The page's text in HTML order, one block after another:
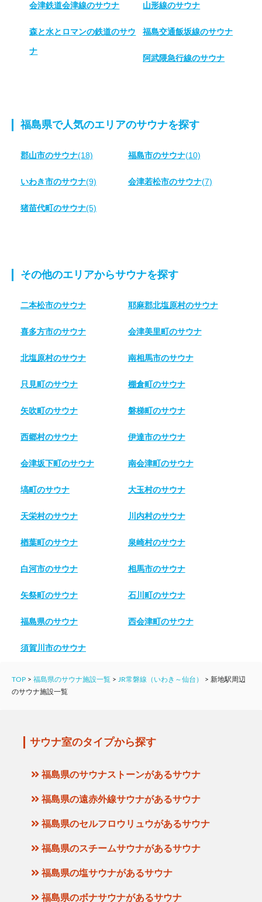
会津鉄道会津線のサウナ 山形線のサウナ
森と水とロマンの鉄道のサウ
ナ
福島交通飯坂線のサウナ
阿武隈急行線のサウナ
福島県で人気のエリアのサウナを探す
郡山市のサウナ(18) 福島市のサウナ(10)
いわき市のサウナ(9) 会津若松市のサウナ(7)
猪苗代町のサウナ(5)
その他のエリアからサウナを探す
二本松市のサウナ 耶麻郡北塩原村のサウナ
喜多方市のサウナ 会津美里町のサウナ
北塩原村のサウナ 南相馬市のサウナ
只見町のサウナ 棚倉町のサウナ
矢吹町のサウナ 磐梯町のサウナ
西郷村のサウナ 伊達市のサウナ
会津坂下町のサウナ 南会津町のサウナ
塙町のサウナ 大玉村のサウナ
天栄村のサウナ 川内村のサウナ
楢葉町のサウナ 泉崎村のサウナ
白河市のサウナ 相馬市のサウナ
矢祭町のサウナ 石川町のサウナ
福島県のサウナ 西会津町のサウナ
須賀川市のサウナ
TOP > 福島県のサウナ施設一覧 > JR常磐線（いわき～仙台） > 新地駅周辺
のサウナ施設一覧
サウナ室のタイプから探す
福島県のサウナストーンがあるサウナ
福島県の遠赤外線サウナがあるサウナ
福島県のセルフロウリュウがあるサウナ
福島県のスチームサウナがあるサウナ
福島県の塩サウナがあるサウナ
福島県のボナサウナがあるサウナ